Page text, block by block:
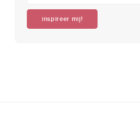
inspireer mij!